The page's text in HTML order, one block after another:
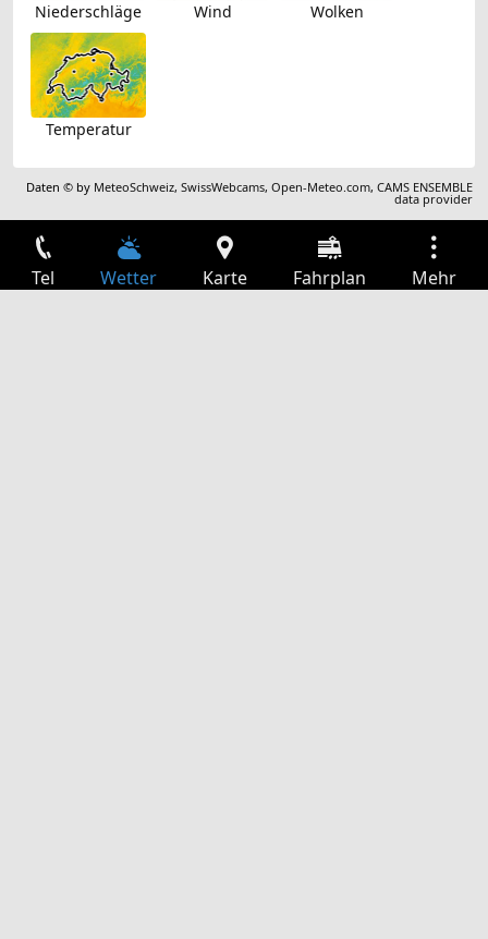
Niederschläge Wind Wolken
Temperatur
Daten © by MeteoSchweiz,SwissWebcams,Open-Meteo.com,CAMS ENSEMBLE
data provider
Tel Wetter Karte Fahrplan Mehr